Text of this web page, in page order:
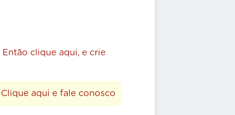
Então clique aqui, e crie
Clique aqui e fale conosco